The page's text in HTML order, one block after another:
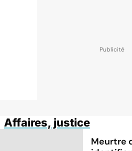
Affaires, justice
Meurtre